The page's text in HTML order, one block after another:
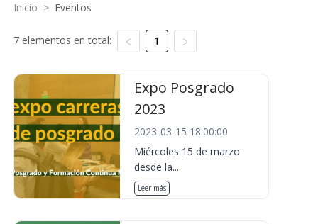
Inicio > Eventos
7 elementos en total: 1
Expo Posgrado
2023
2023-03-15 18:00:00
Miércoles 15 de marzo
desde la...
Leer más